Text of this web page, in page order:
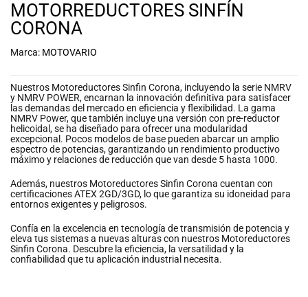
MOTORREDUCTORES SINFÍN
CORONA
Marca: MOTOVARIO
Nuestros Motoreductores Sinfin Corona, incluyendo la serie NMRV
y NMRV POWER, encarnan la innovación definitiva para satisfacer
las demandas del mercado en eficiencia y flexibilidad. La gama
NMRV Power, que también incluye una versión con pre-reductor
helicoidal, se ha diseñado para ofrecer una modularidad
excepcional. Pocos modelos de base pueden abarcar un amplio
espectro de potencias, garantizando un rendimiento productivo
máximo y relaciones de reducción que van desde 5 hasta 1000.
Además, nuestros Motoreductores Sinfin Corona cuentan con
certificaciones ATEX 2GD/3GD, lo que garantiza su idoneidad para
entornos exigentes y peligrosos.
Confía en la excelencia en tecnología de transmisión de potencia y
eleva tus sistemas a nuevas alturas con nuestros Motoreductores
Sinfin Corona. Descubre la eficiencia, la versatilidad y la
confiabilidad que tu aplicación industrial necesita.